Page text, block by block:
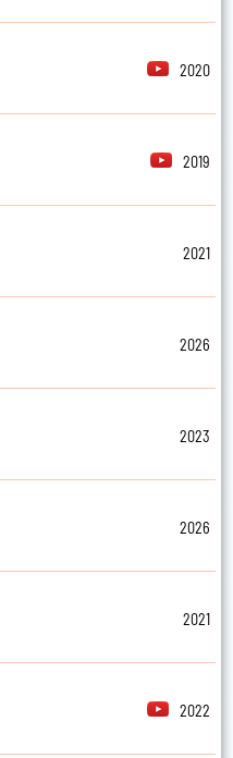
2020
2019
2021
2026
2023
2026
2021
2022